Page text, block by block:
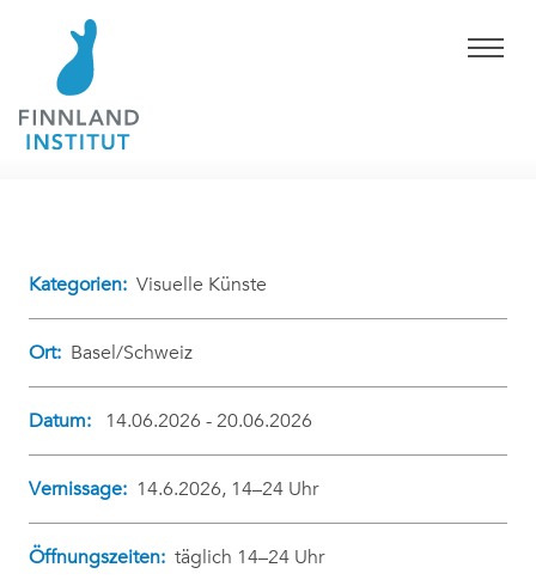
Kategorien: Visuelle Künste
Ort: Basel/Schweiz
Datum: 14.06.2026 - 20.06.2026
Vernissage: 14.6.2026, 14–24 Uhr
Öffnungszeiten: täglich 14–24 Uhr